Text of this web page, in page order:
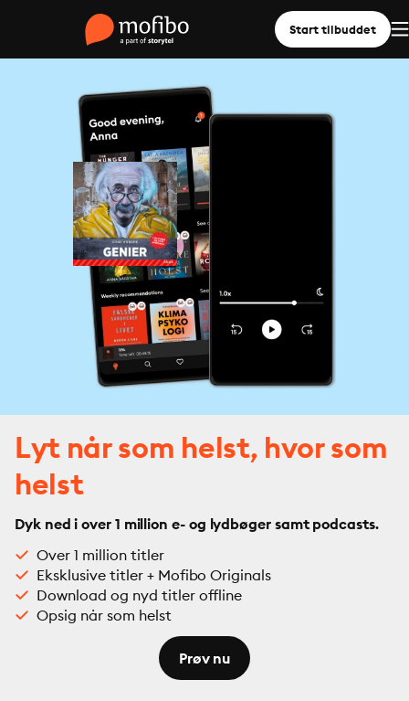
Start tilbuddet
Lyt når som helst, hvor som
helst
Dyk ned i over 1 million e- og lydbøger samt podcasts.
Over 1 million titler
Eksklusive titler + Mofibo Originals
Download og nyd titler offline
Opsig når som helst
Prøv nu